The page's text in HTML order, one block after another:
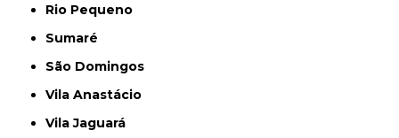
Rio Pequeno
Sumaré
São Domingos
Vila Anastácio
Vila Jaguará